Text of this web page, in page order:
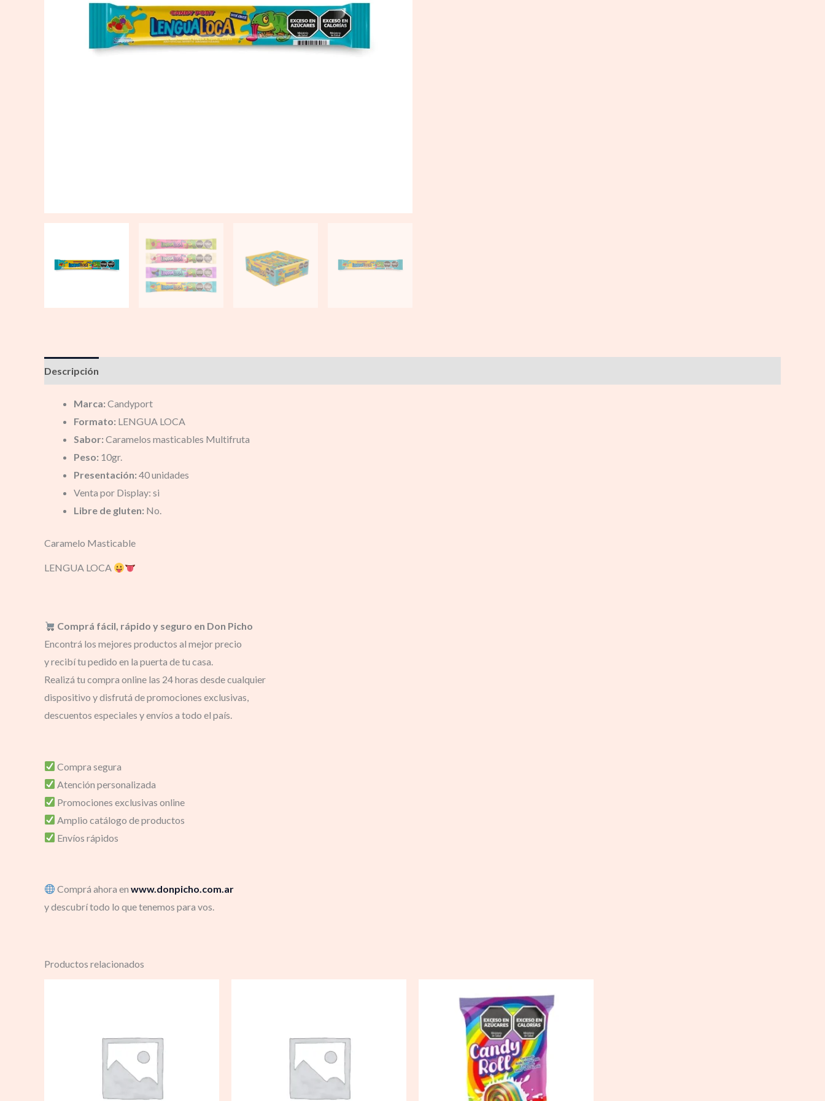
Descripción
Marca: Candyport
Formato: LENGUA LOCA
Sabor: Caramelos masticables Multifruta
Peso: 10gr.
Presentación: 40 unidades
Venta por Display: si
Libre de gluten: No.
Caramelo Masticable
LENGUA LOCA
Comprá fácil, rápido y seguro en Don Picho
Encontrá los mejores productos al mejor precio
y recibí tu pedido en la puerta de tu casa.
Realizá tu compra online las 24 horas desde cualquier
dispositivo y disfrutá de promociones exclusivas,
descuentos especiales y envíos a todo el país.
Compra segura
Atención personalizada
Promociones exclusivas online
Amplio catálogo de productos
Envíos rápidos
Comprá ahora enwww.donpicho.com.ar
y descubrí todo lo que tenemos para vos.
Productos relacionados